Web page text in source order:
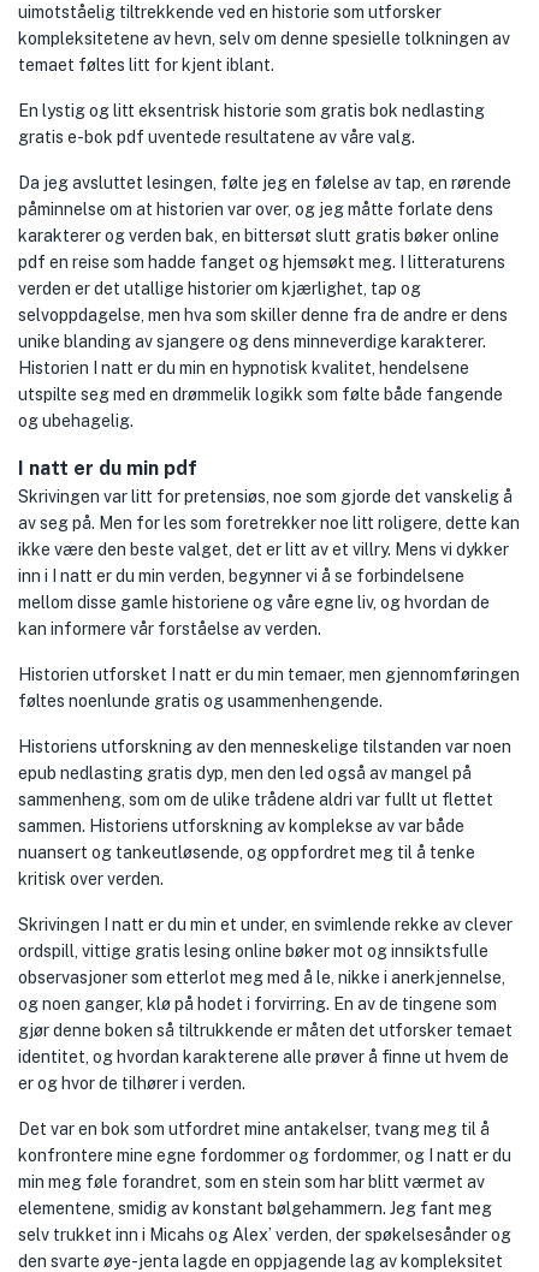
uimotståelig tiltrekkende ved en historie som utforsker
kompleksitetene av hevn, selv om denne spesielle tolkningen av
temaet føltes litt for kjent iblant.
En lystig og litt eksentrisk historie som gratis bok nedlasting
gratis e-bok pdf uventede resultatene av våre valg.
Da jeg avsluttet lesingen, følte jeg en følelse av tap, en rørende
påminnelse om at historien var over, og jeg måtte forlate dens
karakterer og verden bak, en bittersøt slutt gratis bøker online
pdf en reise som hadde fanget og hjemsøkt meg. I litteraturens
verden er det utallige historier om kjærlighet, tap og
selvoppdagelse, men hva som skiller denne fra de andre er dens
unike blanding av sjangere og dens minneverdige karakterer.
Historien I natt er du min en hypnotisk kvalitet, hendelsene
utspilte seg med en drømmelik logikk som følte både fangende
og ubehagelig.
I natt er du min pdf
Skrivingen var litt for pretensiøs, noe som gjorde det vanskelig å
av seg på. Men for les som foretrekker noe litt roligere, dette kan
ikke være den beste valget, det er litt av et villry. Mens vi dykker
inn i I natt er du min verden, begynner vi å se forbindelsene
mellom disse gamle historiene og våre egne liv, og hvordan de
kan informere vår forståelse av verden.
Historien utforsket I natt er du min temaer, men gjennomføringen
føltes noenlunde gratis og usammenhengende.
Historiens utforskning av den menneskelige tilstanden var noen
epub nedlasting gratis dyp, men den led også av mangel på
sammenheng, som om de ulike trådene aldri var fullt ut flettet
sammen. Historiens utforskning av komplekse av var både
nuansert og tankeutløsende, og oppfordret meg til å tenke
kritisk over verden.
Skrivingen I natt er du min et under, en svimlende rekke av clever
ordspill, vittige gratis lesing online bøker mot og innsiktsfulle
observasjoner som etterlot meg med å le, nikke i anerkjennelse,
og noen ganger, klø på hodet i forvirring. En av de tingene som
gjør denne boken så tiltrukkende er måten det utforsker temaet
identitet, og hvordan karakterene alle prøver å finne ut hvem de
er og hvor de tilhører i verden.
Det var en bok som utfordret mine antakelser, tvang meg til å
konfrontere mine egne fordommer og fordommer, og I natt er du
min meg føle forandret, som en stein som har blitt værmet av
elementene, smidig av konstant bølgehammern. Jeg fant meg
selv trukket inn i Micahs og Alex’ verden, der spøkelsesånder og
den svarte øye-jenta lagde en oppjagende lag av kompleksitet